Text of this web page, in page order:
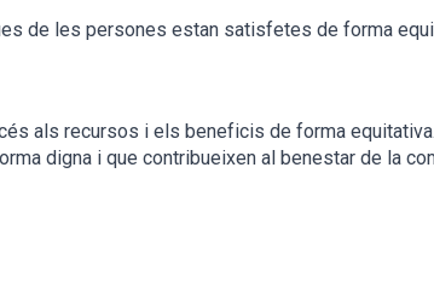
de les persones estan satisfetes de forma
als recursos i els beneficis de forma
digna i que contribueixen al benestar de la